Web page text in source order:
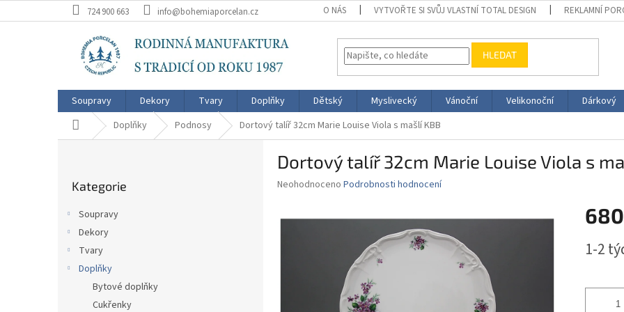
na
724 900 663 info@bohemiaporcelan.cz O NÁS VYTVOŘTE SI SVŮJ VLASTNÍ TOTAL DESIGN REKLAMNÍ
HLEDAT
Soupravy Dekory Tvary Doplňky Dětský Myslivecký Vánoční Velikonoční Dárkový
Domů Doplňky Podnosy Dortový talíř 32cm Marie Louise Viola s mašlí KBB
kategorie
Kategorie
Soupravy
Dekory
Tvary
Doplňky
Bytové doplňky
Cukřenky
Dortový talíř 32cm Marie Louise Viola s
Průměrné
je
Neohodnoceno Podrobnosti hodnocení
cena:
1-2